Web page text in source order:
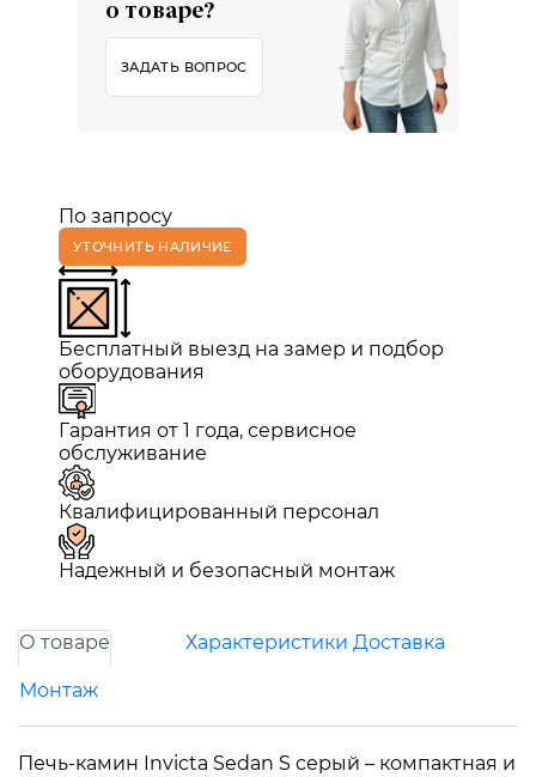
о товаре?
ЗАДАТЬ ВОПРОС
По запросу
УТОЧНИТЬ НАЛИЧИЕ
Бесплатный выезд на замер и подбор
оборудования
Гарантия от 1 года, сервисное
обслуживание
Квалифицированный персонал
Надежный и безопасный монтаж
О товаре Характеристики Доставка
Монтаж
Печь-камин Invicta Sedan S серый – компактная и